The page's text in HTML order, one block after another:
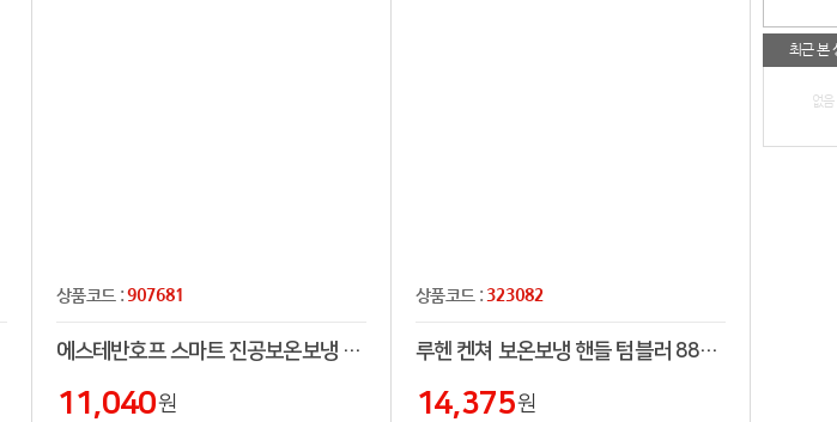
최근 본
없음
상품코드 :907681
에스테반호프 스마트 진공보온보냉 온도텀블러 500ml
11,040원
상품코드 : 323082
루헨 켄쳐 보온보냉 핸들 텀블러 887ml
14,375원